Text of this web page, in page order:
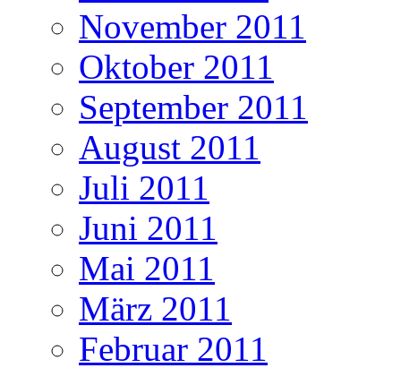
November 2011
Oktober 2011
September 2011
August 2011
Juli 2011
Juni 2011
Mai 2011
März 2011
Februar 2011